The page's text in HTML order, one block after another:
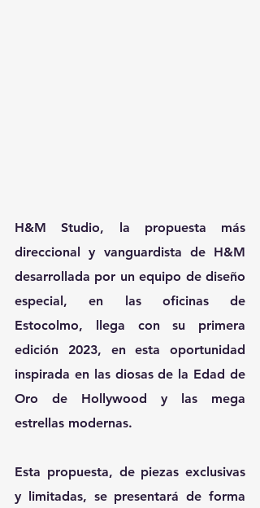
H&M Studio, la propuesta más
direccional y vanguardista de H&M
desarrollada por un equipo de diseño
especial, en las oficinas de
Estocolmo, llega con su primera
edición 2023, en esta oportunidad
inspirada en las diosas de la Edad de
Oro de Hollywood y las mega
estrellas modernas.
Esta propuesta, de piezas exclusivas
y limitadas, se presentará de forma